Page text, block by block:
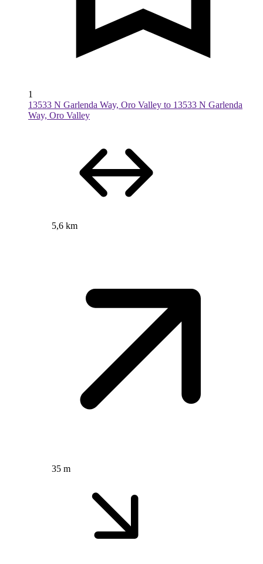
1
13533 N Garlenda Way, Oro Valley to 13533 N Garlenda
Way, Oro Valley
5,6 km
35 m